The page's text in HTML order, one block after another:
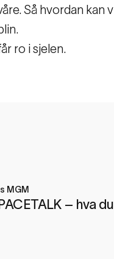
Så hvordan kan
ro i sjelen.
MGM
– hva